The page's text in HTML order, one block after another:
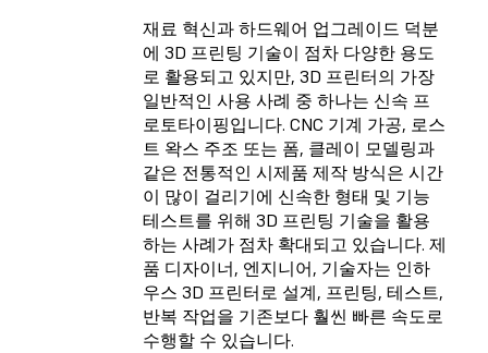
재료 혁신과 하드웨어 업그레이드 덕분
에 3D 프린팅 기술이 점차 다양한 용도
로 활용되고 있지만, 3D 프린터의 가장
일반적인 사용 사례 중 하나는 신속 프
로토타이핑입니다. CNC 기계 가공, 로스
트 왁스 주조 또는 폼, 클레이 모델링과
같은 전통적인 시제품 제작 방식은 시간
이 많이 걸리기에 신속한 형태 및 기능
테스트를 위해 3D 프린팅 기술을 활용
하는 사례가 점차 확대되고 있습니다. 제
품 디자이너, 엔지니어, 기술자는 인하
우스 3D 프린터로 설계, 프린팅, 테스트,
반복 작업을 기존보다 훨씬 빠른 속도로
수행할 수 있습니다.